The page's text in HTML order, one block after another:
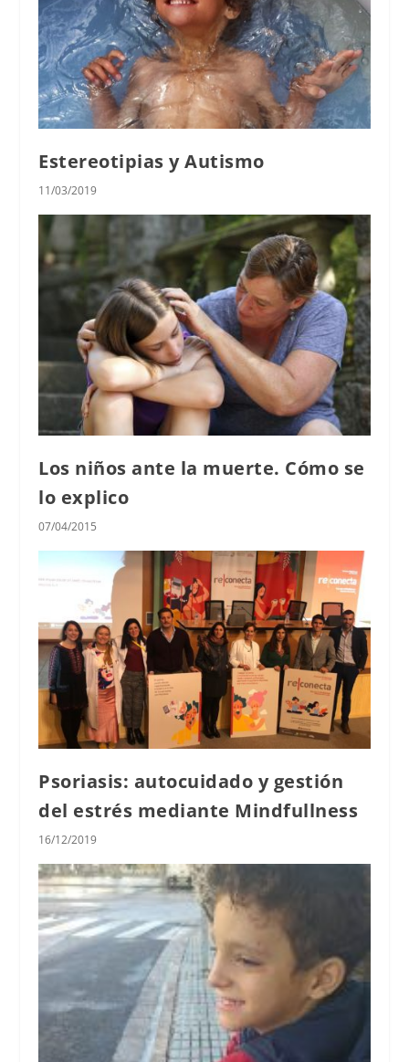
Estereotipias y Autismo
11/03/2019
Los niños ante la muerte. Cómo se
lo explico
07/04/2015
Psoriasis: autocuidado y gestión
del estrés mediante Mindfullness
16/12/2019